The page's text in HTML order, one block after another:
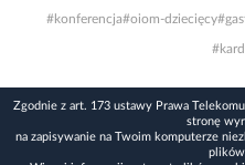
#konferencja#oiom-dziecięcy
Zgodnie z art. 173 ustawy Prawa
stronę
na zapisywanie na Twoim komputerze
plików